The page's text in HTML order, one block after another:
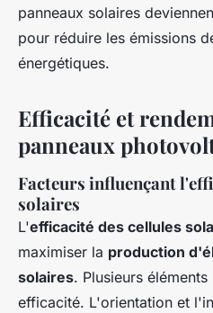
panneaux solaires
pour réduire les émissions
énergétiques.
Efficacité et
panneaux
Facteurs influençant
solaires
L'efficacité des cellules
maximiser la production
solaires. Plusieurs
efficacité. L'orientation et